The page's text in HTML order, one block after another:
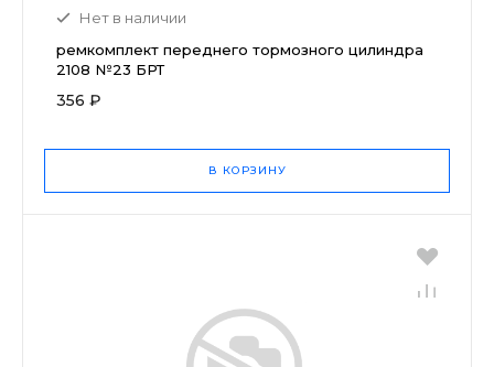
Нет в наличии
ремкомплект переднего тормозного цилиндра
2108 №23 БРТ
356 ₽
В КОРЗИНУ